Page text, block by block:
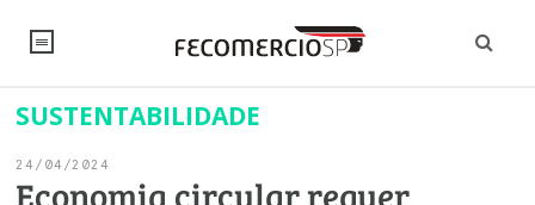
NOTÍCIAS
SUSTENTABILIDADE
24/04/2024
Economia circular requer